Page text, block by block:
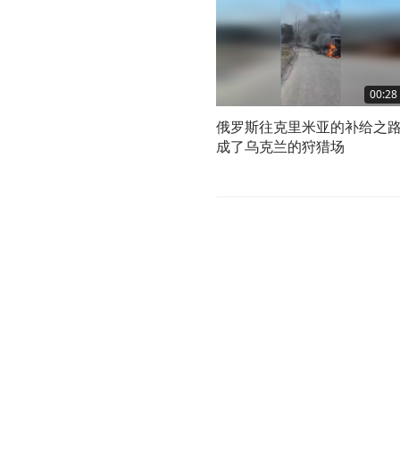
00:28
俄罗斯往克里米亚的补给之
成了乌克兰的狩猎场